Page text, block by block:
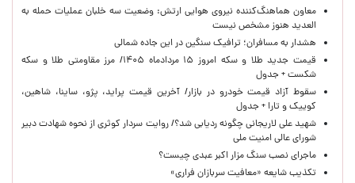
معاون هماهنگ‌کننده نیروی هوایی ارتش: وضعیت سه خلبان عملیات حمله به
العدید هنوز مشخص نیست
هشدار به مسافران؛ ترافیک سنگین در این جاده شمالی
قیمت جدید طلا و سکه امروز ۱۵ مردادماه ۱۴۰۵/ مرز مقاومتی طلا و سکه
شکست + جدول
سقوط آزاد قیمت خودرو در بازار/ آخرین قیمت پراید، پژو، ساینا، شاهین،
کوییک و تارا + جدول
شهید علی لاریجانی چگونه ردیابی شد؟/ روایت سردار کوثری از نحوه شهادت دبیر
شورای عالی امنیت ملی
ماجرای نصب سنگ مزار اکبر عبدی چیست؟
تکذیب شایعه «معافیت سربازان فراری»